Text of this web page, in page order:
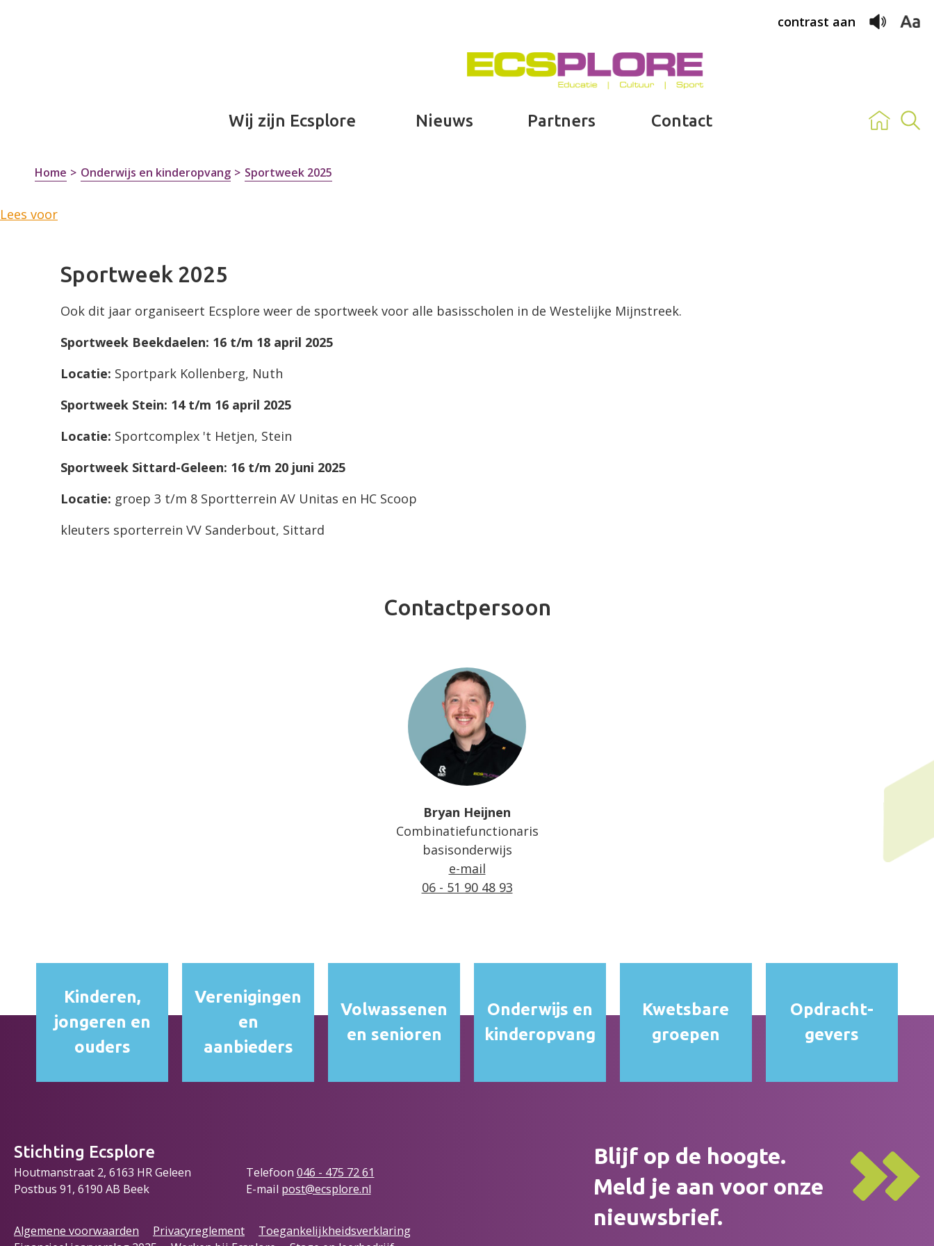
Wij zijn Ecsplore Nieuws Partners Contact
contrast aan
Home Onderwijs en kinderopvang Sportweek 2025
Lees voor
Sportweek 2025
Ook dit jaar organiseert Ecsplore weer de sportweek voor alle basisscholen in de Westelijke Mijnstreek.
Sportweek Beekdaelen: 16 t/m 18 april 2025
Locatie: Sportpark Kollenberg, Nuth
Sportweek Stein: 14 t/m 16 april 2025
Locatie: Sportcomplex 't Hetjen, Stein
Sportweek Sittard-Geleen: 16 t/m 20 juni 2025
Locatie: groep 3 t/m 8 Sportterrein AV Unitas en HC Scoop
kleuters sporterrein VV Sanderbout, Sittard
Contactpersoon
Bryan Heijnen
Combinatiefunctionaris
basisonderwijs
e-mail
06 - 51 90 48 93
Kinderen,
jongeren en
ouders
Verenigingen
en
aanbieders
Volwassenen
en senioren
Onderwijs en
kinderopvang
Kwetsbare
groepen
Opdracht­
gevers
Stichting Ecsplore
Houtmanstraat 2, 6163 HR Geleen
Postbus 91, 6190 AB Beek
Telefoon 046 - 475 7261
E-mail post@ecsplore.nl
Algemene voorwaarden Privacyreglement
Toegankelijkheidsverklaring
Blijf op de hoogte.
Meld je aan voor onze
nieuwsbrief.